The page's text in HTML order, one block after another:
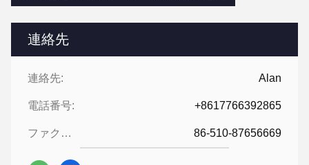
連絡先
連絡先: Alan
電話番号: +8617766392865
ファクシミリ: 86-510-87656669